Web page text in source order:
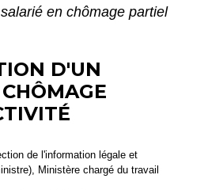
en chômage partiel
D'UN
de l'information légale et
Ministère chargé du travail